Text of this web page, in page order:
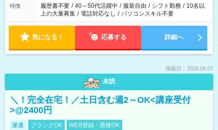
合は応募できません。
特徴 履歴書不要 / 40～50代活躍中 / 服装自由 / シフト勤務 / 10名以
上の大量募集 / 電話対応なし / パソコンスキル不要
気になる！ 応募する 詳細へ
掲載日：2026.08.07
未読
＼！完全在宅！／土日含む週2～OK<講座受付
>@2400円
派遣 ブランクOK WEB登録・面接OK